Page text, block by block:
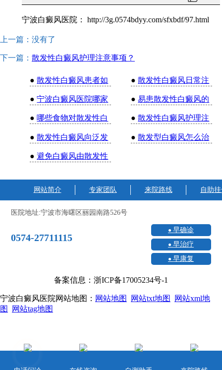
宁波白癜风医院： http://3g.0574bdyy.com/sfxbdf/97.html
上一篇：没有了
下一篇： 散发性白癜风护理注意事项？
●散发性白癜风患者如 ●散发性白癜风日常注
●宁波白癜风医院哪家 ●易患散发性白癜风的
● 哪些食物对散发性白 ●散发性白癜风护理注
●散发性白癜风向泛发 ●散发型白癜风怎么治
●避免白癜风由散发性
网站简介 专家团队 来院路线 自助
医院地址:宁波市海曙区丽园南路526号
0574-27711115
早确诊
早治疗
早康复
备案信息：浙ICP备17005234号-1
宁波白癜风医院网站地图： 网站地图 网站txt地图
网站xml地
图
网站tag地图